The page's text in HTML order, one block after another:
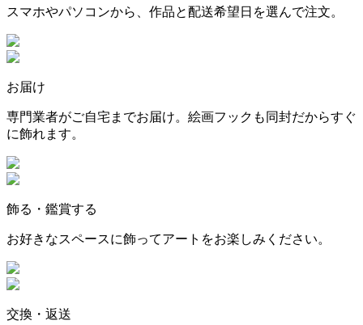
スマホやパソコンから、作品と配送希望日を選んで注文。
お届け
専門業者がご自宅までお届け。絵画フックも同封だからすぐ
に飾れます。
飾る・鑑賞する
お好きなスペースに飾ってアートをお楽しみください。
交換・返送